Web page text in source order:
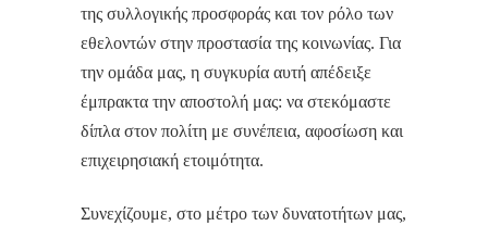
της συλλογικής προσφοράς και τον ρόλο των
εθελοντών στην προστασία της κοινωνίας. Για
την ομάδα μας, η συγκυρία αυτή απέδειξε
έμπρακτα την αποστολή μας: να στεκόμαστε
δίπλα στον πολίτη με συνέπεια, αφοσίωση και
επιχειρησιακή ετοιμότητα.
Συνεχίζουμε, στο μέτρο των δυνατοτήτων μας,